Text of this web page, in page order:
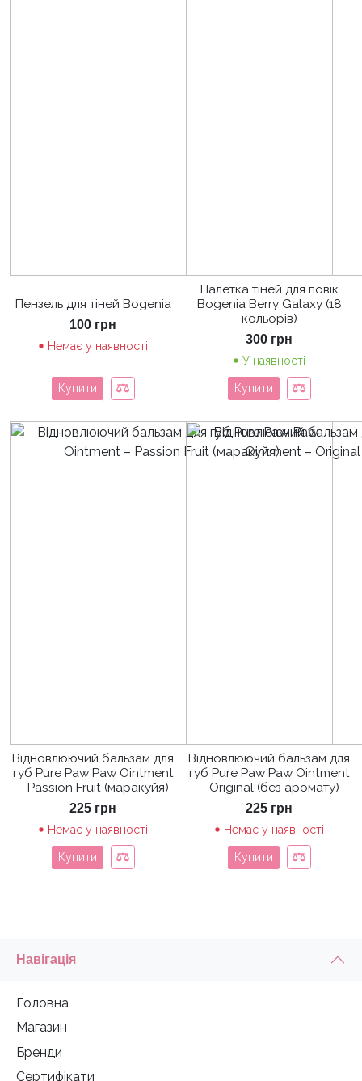
Пензель для тіней Bogenia
100 грн
Немає у наявності
Купити
Палетка тіней для повік
Bogenia Berry Galaxy (18
кольорів)
300 грн
У наявності
Купити
Відновлюючий бальзам для
губ Pure Paw Paw Ointment
– Passion Fruit (маракуйя)
225 грн
Немає у наявності
Купити
Відновлюючий бальзам для
губ Pure Paw Paw Ointment
– Original (без аромату)
225 грн
Немає у наявності
Купити
Навігація
Головна
Магазин
Бренди
Сертифікати